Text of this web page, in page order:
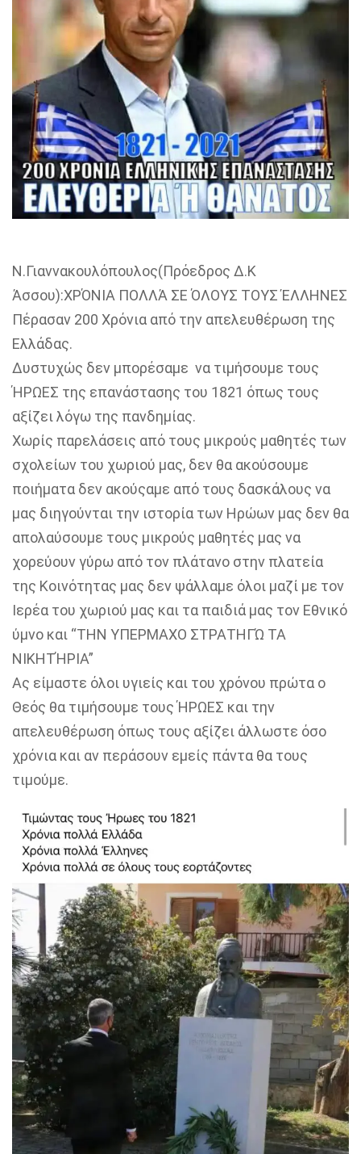
Ν.Γιαννακουλόπουλος(Πρόεδρος Δ.Κ
Άσσου):ΧΡΌΝΙΑ ΠΟΛΛΆ ΣΕ ΌΛΟΥΣ ΤΟΥΣ ΈΛΛΗΝΕΣ
Πέρασαν 200 Χρόνια από την απελευθέρωση της
Ελλάδας.
Δυστυχώς δεν μπορέσαμε να τιμήσουμε τους
ΉΡΩΕΣ της επανάστασης του 1821 όπως τους
αξίζει λόγω της πανδημίας.
Χωρίς παρελάσεις από τους μικρούς μαθητές των
σχολείων του χωριού μας, δεν θα ακούσουμε
ποιήματα δεν ακούςαμε από τους δασκάλους να
μας διηγούνται την ιστορία των Ηρώων μας δεν θα
απολαύσουμε τους μικρούς μαθητές μας να
χορεύουν γύρω από τον πλάτανο στην πλατεία
της Κοινότητας μας δεν ψάλλαμε όλοι μαζί με τον
Ιερέα του χωριού μας και τα παιδιά μας τον Εθνικό
ύμνο και “ΤΗΝ ΥΠΕΡΜΑΧΟ ΣΤΡΑΤΗΓΏ ΤΑ
ΝΙΚΗΤΉΡΙΑ”
Ας είμαστε όλοι υγιείς και του χρόνου πρώτα ο
Θεός θα τιμήσουμε τους ΉΡΩΕΣ και την
απελευθέρωση όπως τους αξίζει άλλωστε όσο
χρόνια και αν περάσουν εμείς πάντα θα τους
τιμούμε.